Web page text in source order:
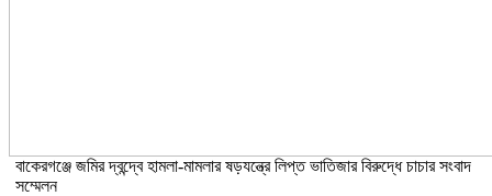
বাকেরগঞ্জে জমির দ্বন্দ্বে হামলা-মামলার ষড়যন্ত্রে লিপ্ত ভাতিজার বিরুদ্ধে চাচার সংবাদ
সম্মেলন